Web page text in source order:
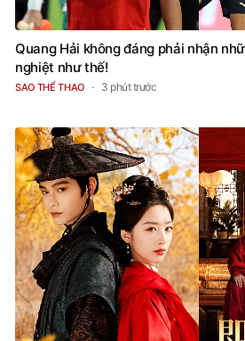
Quang Hải không đáng phải nhận
nghiệt như thế!
SAO THỂ THAO 3 phút trước